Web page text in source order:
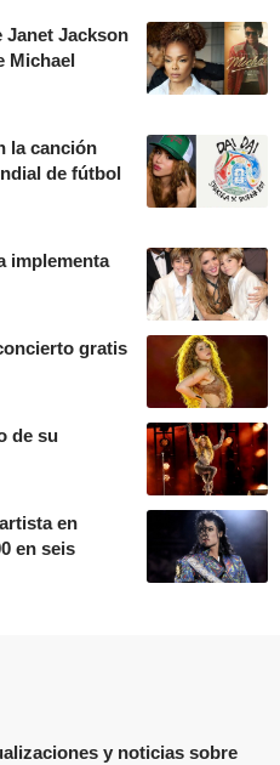
Janet Jackson
Michael
la canción
de fútbol
implementa
gratis
de su
en
en seis